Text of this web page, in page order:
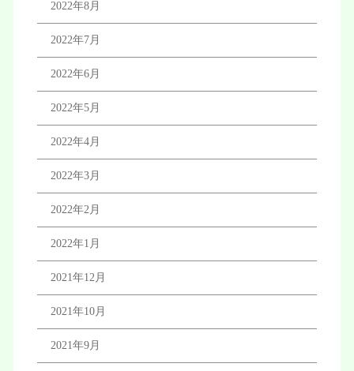
2022年8月
2022年7月
2022年6月
2022年5月
2022年4月
2022年3月
2022年2月
2022年1月
2021年12月
2021年10月
2021年9月